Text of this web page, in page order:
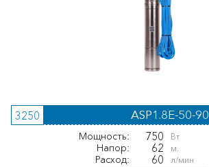
3250 ASP1.8E-50-90
Мощность: 750 Вт
Напор: 62 м.
Расход: 60 л/мин